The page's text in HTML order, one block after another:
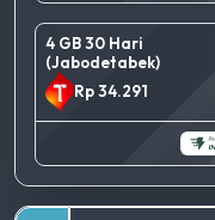
4 GB 30 Hari
(Jabodetabek)
Rp 34.291